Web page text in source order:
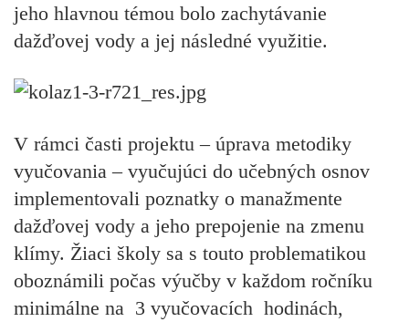
jeho hlavnou témou bolo zachytávanie
dažďovej vody a jej následné využitie.
V rámci časti projektu – úprava metodiky
vyučovania – vyučujúci do učebných osnov
implementovali poznatky o manažmente
dažďovej vody a jeho prepojenie na zmenu
klímy. Žiaci školy sa s touto problematikou
oboznámili počas výučby v každom ročníku
minimálne na 3 vyučovacích hodinách,